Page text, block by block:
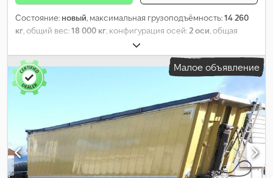
Состояние: новый, максимальная грузоподъёмность:14 260
кг, общий вес:18 000 кг, конфигурация осей:2 оси, общая
, общая высота:
Малое объявление